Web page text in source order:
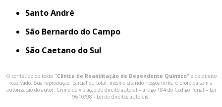
Santo André
São Bernardo do Campo
São Caetano do Sul
O conteúdo do texto "Clínica de Reabilitação de Dependente Químico" é de direito
reservado. Sua reprodução, parcial ou total, mesmo citando nossos links, é proibida sem a
autorização do autor. Crime de violação de direito autoral – artigo 184 do Código Penal – Lei
9610/98 - Lei de direitos autorais.